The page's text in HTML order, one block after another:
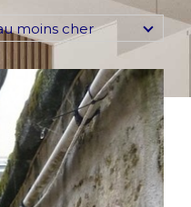
moins cher